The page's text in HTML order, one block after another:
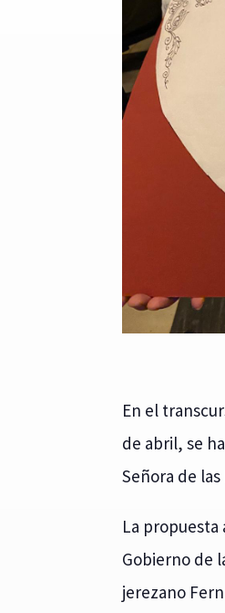
En el
de abril, se
Señora de
La
Gobierno de
jerezano